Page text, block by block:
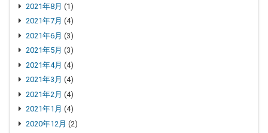
2021年8月 (1)
2021年7月 (4)
2021年6月 (3)
2021年5月 (3)
2021年4月 (4)
2021年3月 (4)
2021年2月 (4)
2021年1月 (4)
2020年12月 (2)